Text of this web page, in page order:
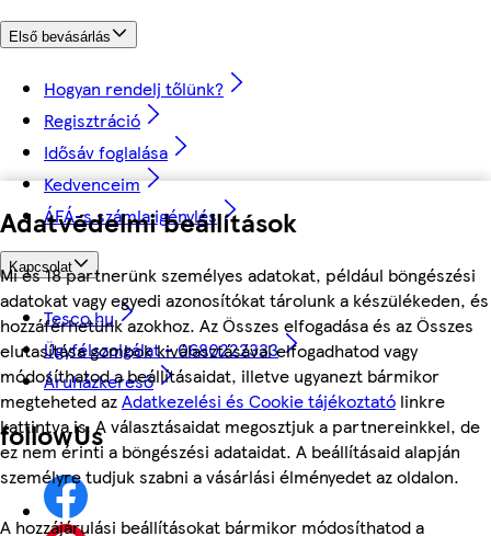
Adatvédelmi beállítások
Mi és 18 partnerünk személyes adatokat, például böngészési
adatokat vagy egyedi azonosítókat tárolunk a készülékeden, és
hozzáférhetünk azokhoz. Az Összes elfogadása és az Összes
elutasítása gombok kiválasztásával elfogadhatod vagy
módosíthatod a beállításaidat, illetve ugyanezt bármikor
megteheted azAdatkezelési és Cookie tájékoztató linkre
kattintva is. A választásaidat megosztjuk a partnereinkkel, de
ez nem érinti a böngészési adataidat. A beállításaid alapján
személyre tudjuk szabni a vásárlási élményedet az oldalon.
A hozzájárulási beállításokat bármikor módosíthatod a
Első bevásárlás
Hogyan rendelj tőlünk?
Regisztráció
Idősáv foglalása
Kedvenceim
ÁFÁ-s számla igénylés
Kapcsolat
Tesco.hu
Ügyfélszolgálat - 0680222333
Áruházkereső
followUs